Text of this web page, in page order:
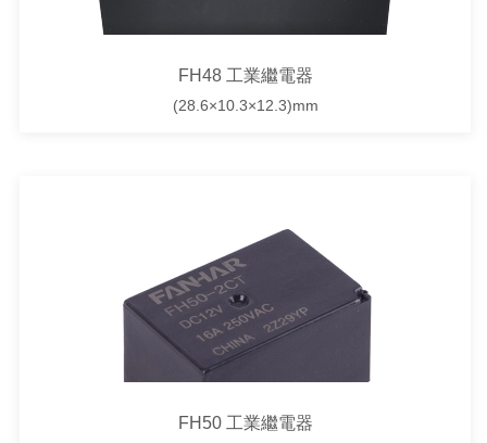
FH48 工業繼電器
(28.6×10.3×12.3)mm
FH50 工業繼電器